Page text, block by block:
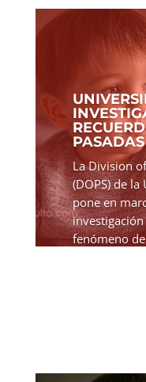
La Division
(DOPS) de
pone en
fenómeno